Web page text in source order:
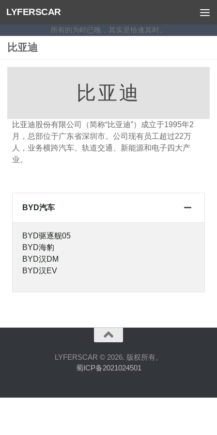
跳至内容
LYFERSCAR
所有的为时已晚，其实是恰逢其时。
比亚迪
比亚迪
比亚迪股份有限公司（简称“比亚迪”）成立于1995年2
月，总部位于广东省深圳市。公司现有员工超过22万
人，业务横跨汽车、轨道交通、新能源和电子四大产
业。
BYD汽车
BYD驱逐舰05
BYD海豹
BYD汉DM
BYD汉EV
LYFERSCAR © 2026. 版权所有。
蜀ICP备2021024501